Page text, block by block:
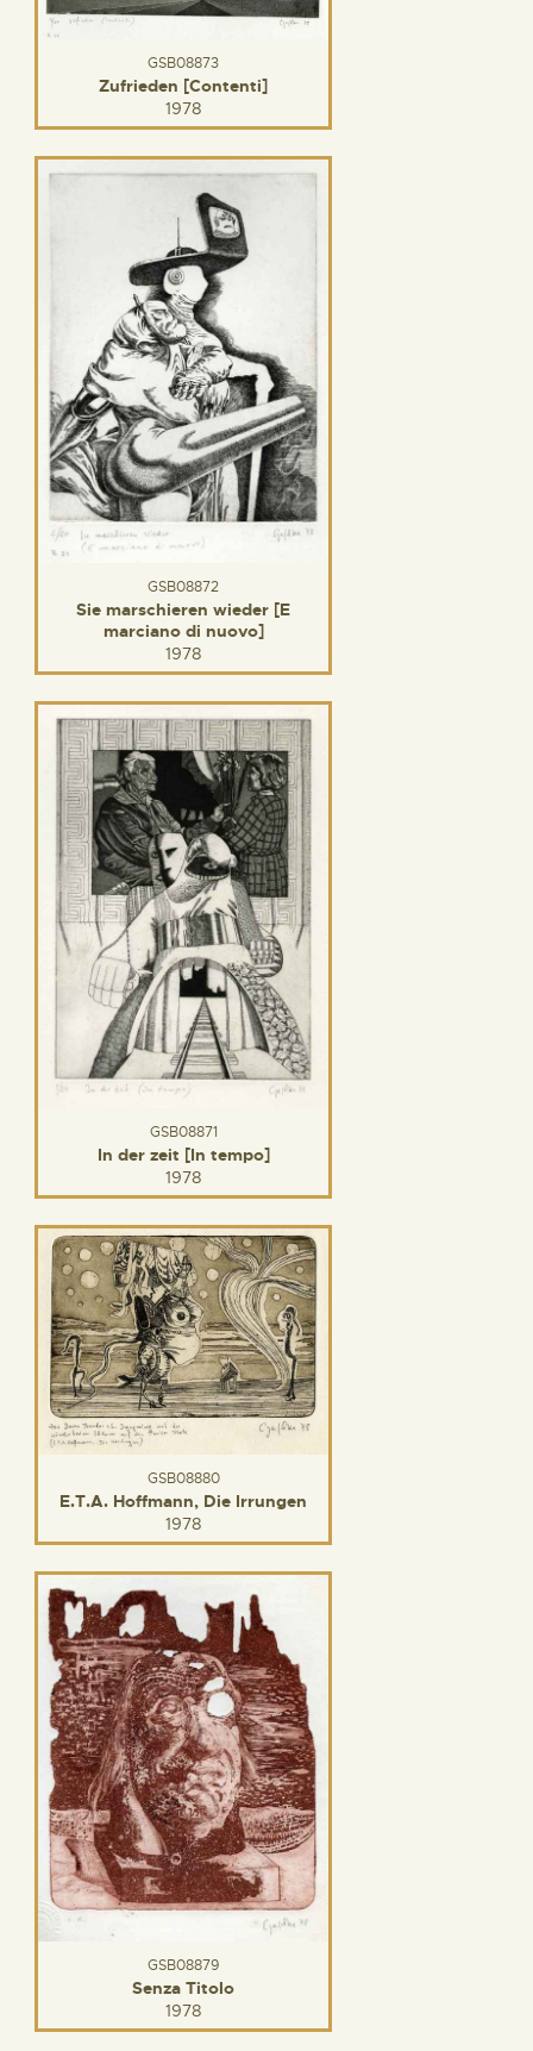
GSB08873
Zufrieden [Contenti]
1978
GSB08872
Sie marschieren wieder [E
marciano di nuovo]
1978
GSB08871
In der zeit [In tempo]
1978
GSB08880
E.T.A. Hoffmann, Die Irrungen
1978
GSB08879
Senza Titolo
1978